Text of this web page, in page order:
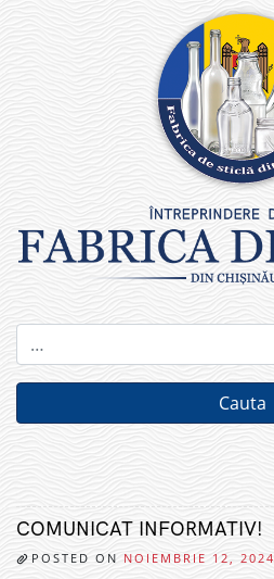
COMUNICAT INFORMATIV!
POSTED ON NOIEMBRIE 12, 2024